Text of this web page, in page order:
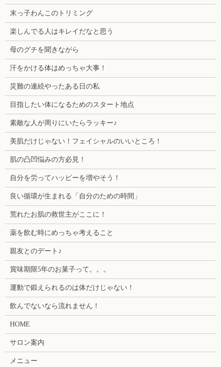
末っ子わんこのトリミング
楽しんでる人はキレイだなと思う
母のグチを聞きながら
汗をかける体はめっちゃ大事！
災難の連続やったある日の私
目指したい体になるためのスタート地点
素敵な人が周りにいたらラッキー♪
美肌だけじゃない！フェイシャルのいいところ！
肌の凸凹悩みの方必見！
自分を労ってハッピーを増やそう！
良い循環が生まれる「自分のための時間」
荒れたお肌の救世主がここに！
薬を飲む時にめっちゃ考えること
親友とのデート♪
賞味期限5年のお菓子って。。。
運動で鍛えられるのは体だけじゃない！
飲んでないなら流れません！
HOME
サロン案内
メニュー